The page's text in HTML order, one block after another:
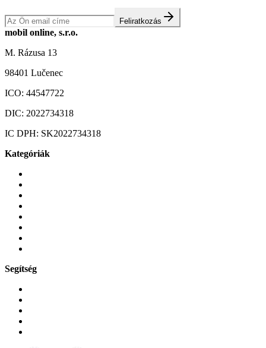
Feliratkozás
mobil online, s.r.o.
M. Rázusa 13
98401 Lučenec
ICO: 44547722
DIC: 2022734318
IC DPH: SK2022734318
Kategóriák
Segítség